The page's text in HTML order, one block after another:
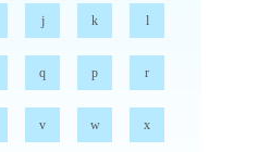
j k l
q p r
v w x